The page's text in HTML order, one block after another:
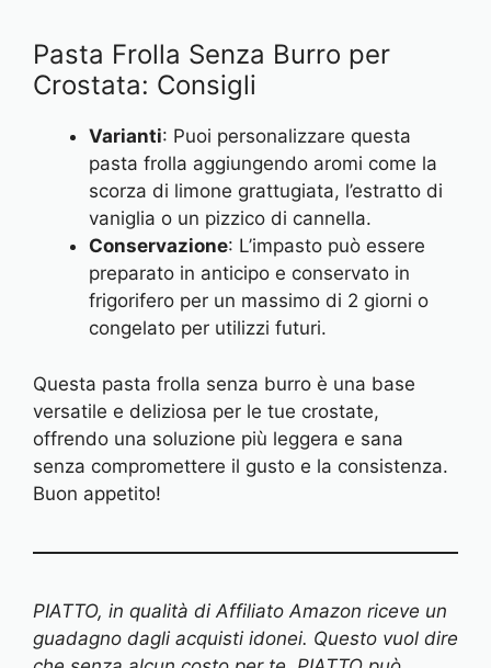
Pasta Frolla Senza Burro per
Crostata: Consigli
Varianti: Puoi personalizzare questa
pasta frolla aggiungendo aromi come la
scorza di limone grattugiata, l’estratto di
vaniglia o un pizzico di cannella.
Conservazione: L’impasto può essere
preparato in anticipo e conservato in
frigorifero per un massimo di 2 giorni o
congelato per utilizzi futuri.
Questa pasta frolla senza burro è una base
versatile e deliziosa per le tue crostate,
offrendo una soluzione più leggera e sana
senza compromettere il gusto e la consistenza.
Buon appetito!
PIATTO, in qualità di Affiliato Amazon riceve un
guadagno dagli acquisti idonei. Questo vuol dire